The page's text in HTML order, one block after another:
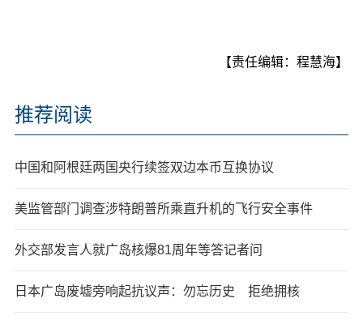
【责任编辑：程慧海】
推荐阅读
中国和阿根廷两国央行续签双边本币互换协议
美监管部门调查涉特朗普所乘直升机的飞行安全事件
外交部发言人就广岛核爆81周年等答记者问
日本广岛废墟旁响起抗议声：勿忘历史 拒绝拥核